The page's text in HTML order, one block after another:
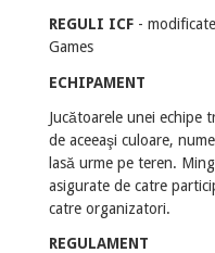
REGULI ICF -
Games
ECHIPAMENT
Jucătoarele unei echipe
de aceeaşi culoare,
lasă urme pe teren.
asigurate de catre
catre organizatori.
REGULAMENT